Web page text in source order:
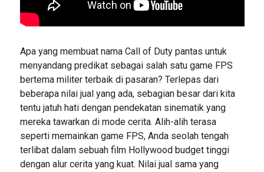
Apa yang membuat nama Call of Duty pantas untuk
menyandang predikat sebagai salah satu game FPS
bertema militer terbaik di pasaran? Terlepas dari
beberapa nilai jual yang ada, sebagian besar dari kita
tentu jatuh hati dengan pendekatan sinematik yang
mereka tawarkan di mode cerita. Alih-alih terasa
seperti memainkan game FPS, Anda seolah tengah
terlibat dalam sebuah film Hollywood budget tinggi
dengan alur cerita yang kuat. Nilai jual sama yang